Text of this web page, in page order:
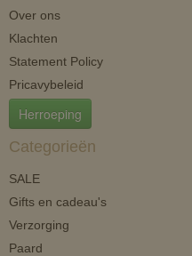
Over ons
Klachten
Statement Policy
Pricavybeleid
Herroeping
Categorieën
SALE
Gifts en cadeau's
Verzorging
Paard